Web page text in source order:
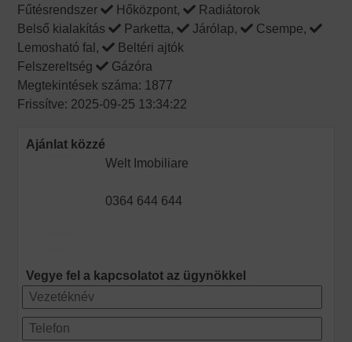
Fűtésrendszer
Hőközpont,
Radiátorok
Belső kialakítás
Parketta, Járólap,
Csempe,
Lemosható fal,
Beltéri ajtók
Felszereltség
Gázóra
Megtekintések száma: 1877
Frissítve: 2025-09-25 13:34:22
Ajánlat közzé
Welt Imobiliare
0364 644 644
Vegye fel a kapcsolatot az ügynökkel